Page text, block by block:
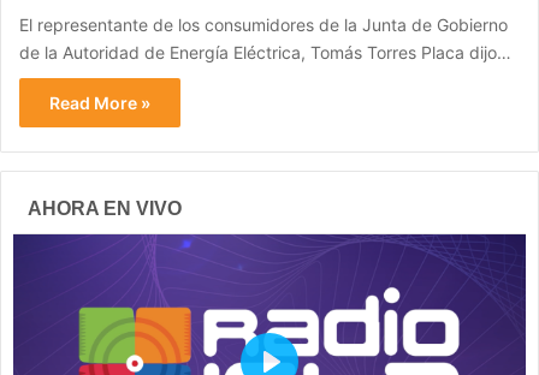
El representante de los consumidores de la Junta de Gobierno
de la Autoridad de Energía Eléctrica, Tomás Torres Placa dijo…
Read More »
AHORA EN VIVO